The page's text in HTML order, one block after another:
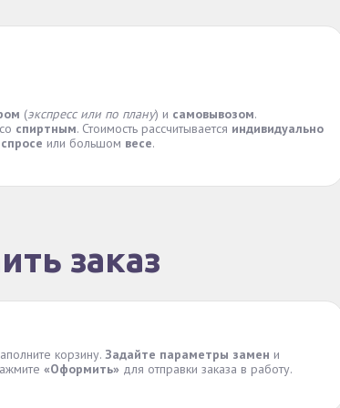
(экспресс или по плану) и самовывозом.
спиртным. Стоимость рассчитывается индивидуально
или большом весе.
заказ
корзину. Задайте параметры замен и
«Оформить» для отправки заказа в работу.